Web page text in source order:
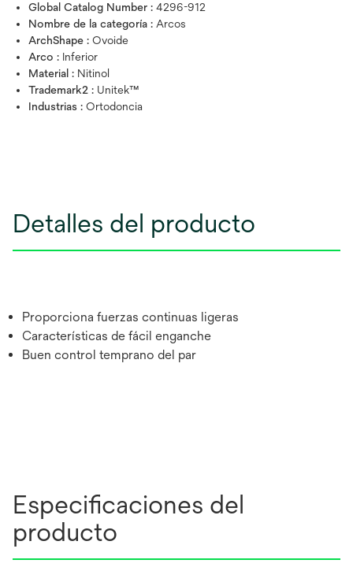
Global Catalog Number : 4296-912
Nombre de la categoría : Arcos
ArchShape : Ovoide
Arco : Inferior
Material : Nitinol
Trademark2 : Unitek™
Industrias : Ortodoncia
Detalles del producto
Proporciona fuerzas continuas ligeras
Características de fácil enganche
Buen control temprano del par
Especificaciones del
producto